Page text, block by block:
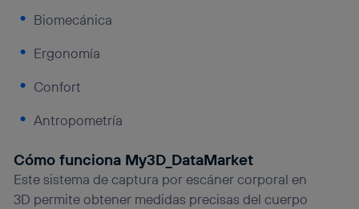
Biomecánica
Ergonomía
Confort
Antropometría
Cómo funciona My3D_DataMarket
Este sistema de captura por escáner corporal en
3D permite obtener medidas precisas del cuerpo